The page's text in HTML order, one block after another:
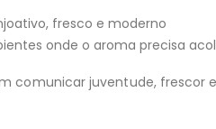
fresco e moderno
onde o aroma precisa
comunicar juventude, frescor